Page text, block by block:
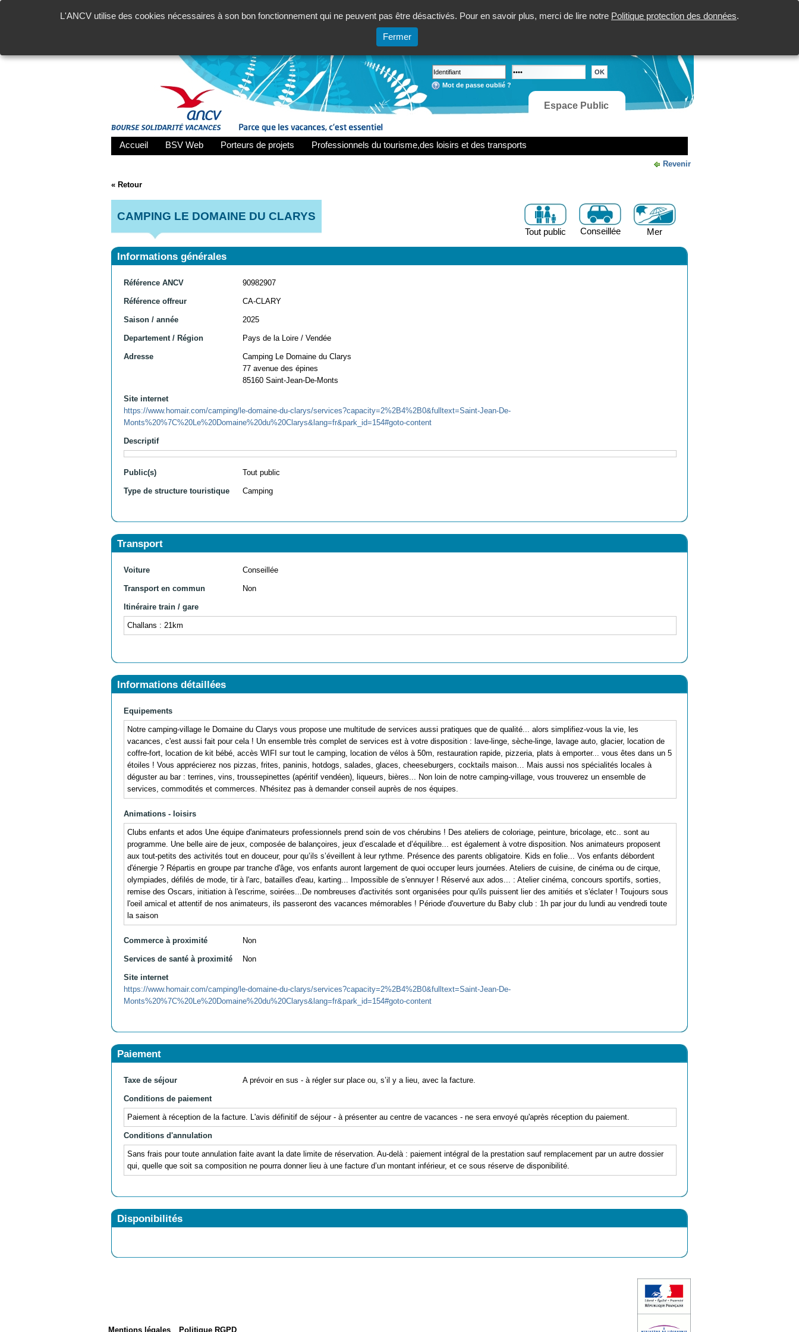
L'ANCV utilise des cookies nécessaires à son bon fonctionnement qui ne peuvent pas être désactivés. Pour en savoir plus, merci de lire notre Politique protection des données.
Fermer
Mot de passe oublié ?
Espace Public
Accueil BSV Web Porteurs de projets Professionnels du tourisme,des loisirs et des transports
Revenir
« Retour
CAMPING LE DOMAINE DU CLARYS
Mer
Conseillée
Tout public
Informations générales
Référence ANCV 90982907
Référence offreur CA-CLARY
Saison / année 2025
Departement / Région Pays de la Loire / Vendée
Adresse
Camping Le Domaine du Clarys
77 avenue des épines
85160 Saint-Jean-De-Monts
Site internet
https://www.homair.com/camping/le-domaine-du-clarys/services?capacity=2%2B4%2B0&fulltext=Saint-Jean-De-
Monts%20%7C%20Le%20Domaine%20du%20Clarys&lang=fr&park_id=154#goto-content
Descriptif
Public(s) Tout public
Type de structure touristique Camping
Transport
Voiture Conseillée
Transport en commun Non
Itinéraire train / gare
Challans : 21km
Informations détaillées
Equipements
Notre camping-village le Domaine du Clarys vous propose une multitude de services aussi pratiques que de qualité... alors simplifiez-vous la vie, les
vacances, c'est aussi fait pour cela ! Un ensemble très complet de services est à votre disposition : lave-linge, sèche-linge, lavage auto, glacier, location de
coffre-fort, location de kit bébé, accès WIFI sur tout le camping, location de vélos à 50m, restauration rapide, pizzeria, plats à emporter... vous êtes dans un 5
étoiles ! Vous apprécierez nos pizzas, frites, paninis, hotdogs, salades, glaces, cheeseburgers, cocktails maison… Mais aussi nos spécialités locales à
déguster au bar : terrines, vins, troussepinettes (apéritif vendéen), liqueurs, bières... Non loin de notre camping-village, vous trouverez un ensemble de
services, commodités et commerces. N'hésitez pas à demander conseil auprès de nos équipes.
Animations - loisirs
Clubs enfants et ados Une équipe d'animateurs professionnels prend soin de vos chérubins ! Des ateliers de coloriage, peinture, bricolage, etc.. sont au
programme. Une belle aire de jeux, composée de balançoires, jeux d’escalade et d’équilibre... est également à votre disposition. Nos animateurs proposent
aux tout-petits des activités tout en douceur, pour qu’ils s’éveillent à leur rythme. Présence des parents obligatoire. Kids en folie... Vos enfants débordent
d'énergie ? Répartis en groupe par tranche d'âge, vos enfants auront largement de quoi occuper leurs journées. Ateliers de cuisine, de cinéma ou de cirque,
olympiades, défilés de mode, tir à l'arc, batailles d'eau, karting... Impossible de s'ennuyer ! Réservé aux ados... : Atelier cinéma, concours sportifs, sorties,
remise des Oscars, initiation à l'escrime, soirées...De nombreuses d'activités sont organisées pour qu'ils puissent lier des amitiés et s'éclater ! Toujours sous
l'oeil amical et attentif de nos animateurs, ils passeront des vacances mémorables ! Période d'ouverture du Baby club : 1h par jour du lundi au vendredi toute
la saison
Commerce à proximité Non
Services de santé à proximité Non
Site internet
https://www.homair.com/camping/le-domaine-du-clarys/services?capacity=2%2B4%2B0&fulltext=Saint-Jean-De-
Monts%20%7C%20Le%20Domaine%20du%20Clarys&lang=fr&park_id=154#goto-content
Paiement
Taxe de séjour A prévoir en sus - à régler sur place ou, s’il y a lieu, avec la facture.
Conditions de paiement
Paiement à réception de la facture. L'avis définitif de séjour - à présenter au centre de vacances - ne sera envoyé qu'après réception du paiement.
Conditions d'annulation
Sans frais pour toute annulation faite avant la date limite de réservation. Au-delà : paiement intégral de la prestation sauf remplacement par un autre dossier
qui, quelle que soit sa composition ne pourra donner lieu à une facture d’un montant inférieur, et ce sous réserve de disponibilité.
Disponibilités
Mentions légales Politique RGPD